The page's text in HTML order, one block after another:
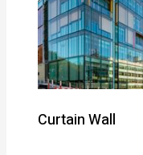
Curtain Wall